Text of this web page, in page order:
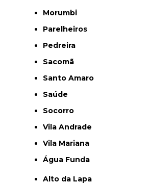
Morumbi
Parelheiros
Pedreira
Sacomã
Santo Amaro
Saúde
Socorro
Vila Andrade
Vila Mariana
Água Funda
Alto da Lapa